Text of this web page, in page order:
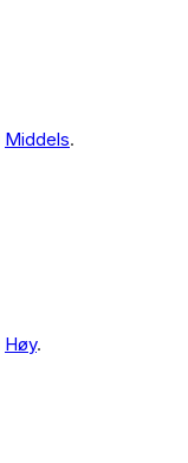
Middels.
Høy.